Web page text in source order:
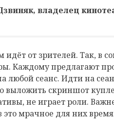
владелец
от зрителей. Так, в
Каждому предлагают
любой сеанс. Идти на
выложить скриншот
не играет роли.
мрачное для них